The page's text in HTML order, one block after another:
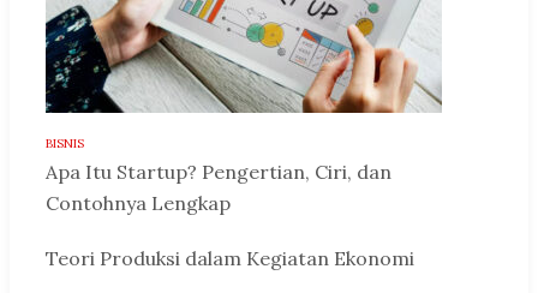
BISNIS
Apa Itu Startup? Pengertian, Ciri, dan
Contohnya Lengkap
Teori Produksi dalam Kegiatan Ekonomi